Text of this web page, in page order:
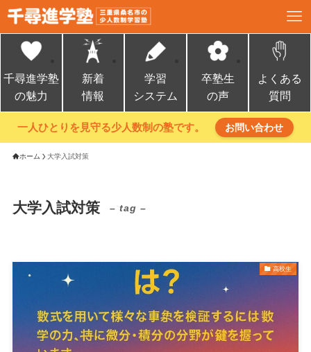
千尋進学塾
の魅力
新着
情報
学習
システム
卒塾生
の声
よくある
質問
一人ひとりを見守る少人数制の塾です。 お問い合わせ
ホーム 大学入試対策
大学入試対策 – tag –
高校生